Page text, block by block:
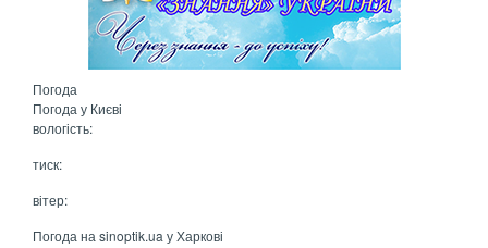
Погода
Погода у Києві
вологість:
тиск:
вітер:
Погода на sinoptik.ua у Харкові